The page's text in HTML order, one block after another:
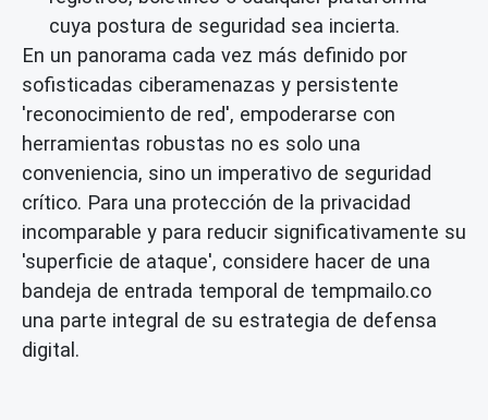
cuya postura de seguridad sea incierta.
En un panorama cada vez más definido por
sofisticadas ciberamenazas y persistente
'reconocimiento de red', empoderarse con
herramientas robustas no es solo una
conveniencia, sino un imperativo de seguridad
crítico. Para una protección de la privacidad
incomparable y para reducir significativamente su
'superficie de ataque', considere hacer de una
bandeja de entrada temporal de tempmailo.co
una parte integral de su estrategia de defensa
digital.